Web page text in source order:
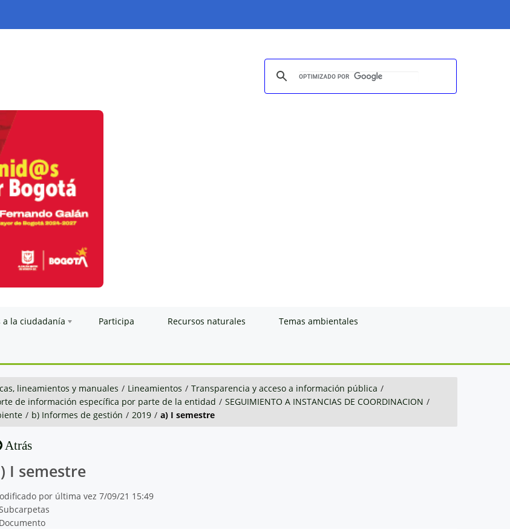
a la ciudadanía Participa Recursos naturales Temas ambientales
lineamientos y manuales / Lineamientos / Transparencia y acceso a información pública /
de información específica por parte de la entidad / SEGUIMIENTO A INSTANCIAS DE COORDINACION /
/ b) Informes de gestión / 2019 / a) I semestre
Atrás
I semestre
por última vez 7/09/21 15:49